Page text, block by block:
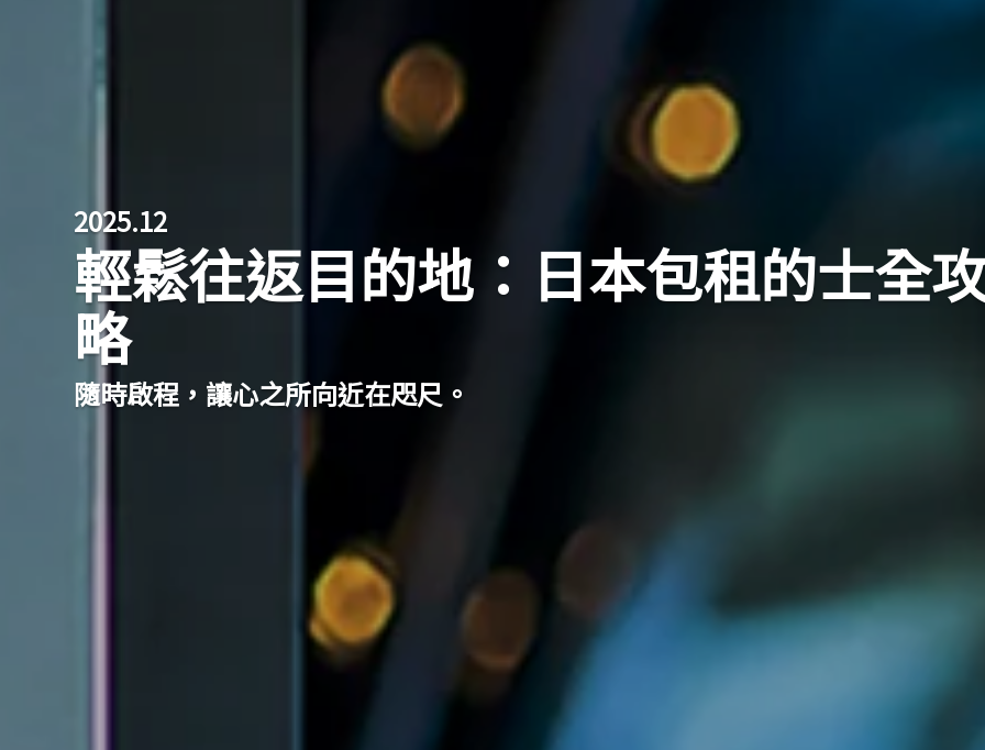
2025.12
輕鬆往返目的地：日本包租的士全
略
隨時啟程，讓心之所向近在咫尺。